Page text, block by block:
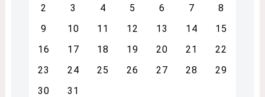
2
3 4 5 6 7
8
9
10 11 12 13 14
15
16
17 18 19 20 21
22
23
24 25 26 27 28
29
30
31